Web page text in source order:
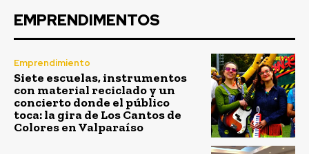
EMPRENDIMENTOS
Emprendimiento
Siete escuelas, instrumentos
con material reciclado y un
concierto donde el público
toca: la gira de Los Cantos de
Colores en Valparaíso